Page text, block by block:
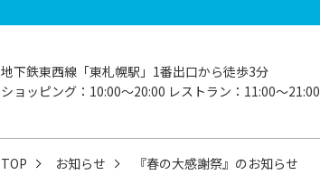
地下鉄東西線「東札幌駅」1番出口から徒歩3分
ショッピング：10:00〜20:00 レストラン：11:00〜21:00
TOP お知らせ 『春の大感謝祭』のお知らせ